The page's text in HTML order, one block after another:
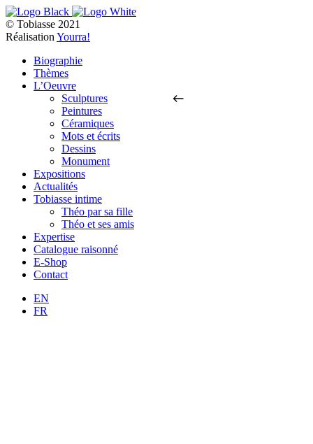
© Tobiasse 2021
Réalisation Yourra!
Biographie
Thèmes
L’Oeuvre
Sculptures
Peintures
Céramiques
Mots et écrits
Dessins
Monument
Expositions
Actualités
Tobiasse intime
Théo par sa fille
Théo et ses amis
Expertise
Catalogue raisonné
E-Shop
Contact
EN
FR